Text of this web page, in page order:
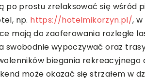
po prostu zrelaksować się wśród
np. https://hotelmikorzyn.pl/,
mają do zaoferowania rozległe
swobodnie wypoczywać oraz
biegania
może okazać się strzałem w